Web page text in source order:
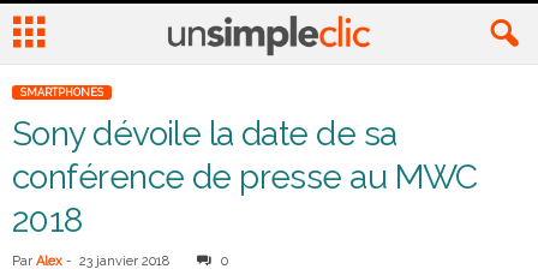
SMARTPHONES
Sony dévoile la date de sa
conférence de presse au MWC
2018
Par Alex - 23 janvier 2018 0